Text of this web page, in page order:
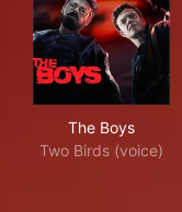
The Boys
Two Birds (voice)